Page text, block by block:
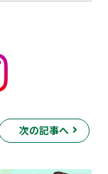
次の記事へ